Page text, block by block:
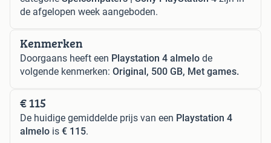
de afgelopen week aangeboden.
Kenmerken
Doorgaans heeft een Playstation 4 almelo de
volgende kenmerken: Original, 500 GB, Met games.
€ 115
De huidige gemiddelde prijs van een Playstation 4
almelo is € 115.